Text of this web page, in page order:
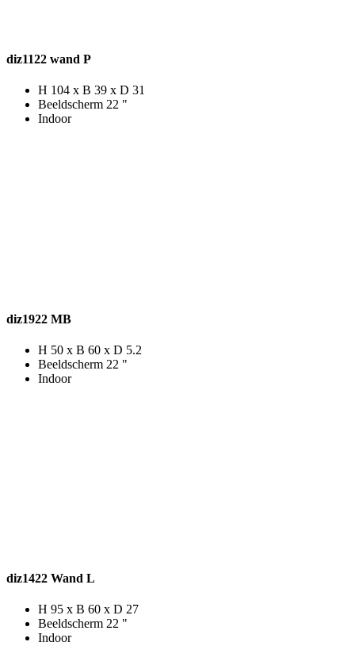
diz1122 wand P
H 104 x B 39 x D 31
Beeldscherm 22 "
Indoor
diz1922 MB
H 50 x B 60 x D 5.2
Beeldscherm 22 "
Indoor
diz1422 Wand L
H 95 x B 60 x D 27
Beeldscherm 22 "
Indoor